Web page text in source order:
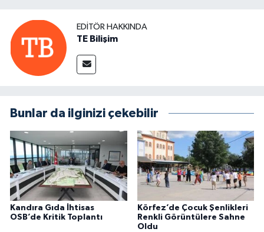
EDITÖR HAKKINDA
TE Bilişim
Bunlar da ilginizi çekebilir
Kandıra Gıda İhtisas
OSB’de Kritik Toplantı
Körfez’de Çocuk Şenlikleri
Renkli Görüntülere Sahne
Oldu